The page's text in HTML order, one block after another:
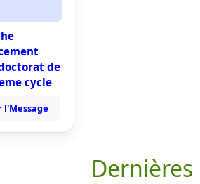
de
cycle
l'Message